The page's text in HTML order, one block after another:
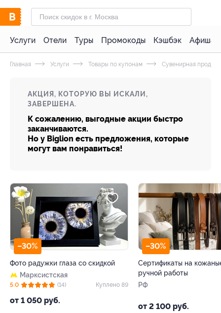
Услуги Отели Туры Промокоды Кэшбэк Афиша
Главная Услуги Товары по купонам Сувенирная
АКЦИЯ, КОТОРУЮ ВЫ ИСКАЛИ,
ЗАВЕРШЕНА.
К сожалению, выгодные акции быстро
заканчиваются.
Но у Biglion есть предложения, которые
могут вам понравиться!
–30%
Фото радужки глаза со скидкой
Марксистская
от 1 050 руб.
5.0 (14) Куплено 89
–30%
Сертификаты на
ручной работы
РФ
от 2 100 руб.